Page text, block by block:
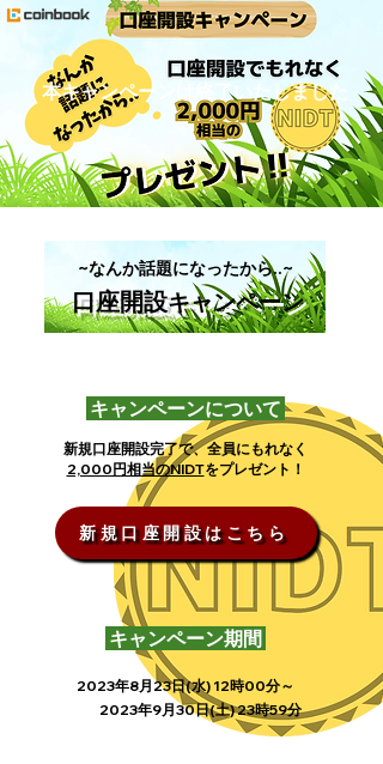
​本キャンペーンは終了いたしました
~なんか話題になったから..~
口座開設キャンペーン
新規口座開設はこちら
キャンペーンについて
新規口座開設完了で、全員にもれなく
2,000円相当のNIDTをプレゼント！
キャンペーン期間
2023年8月23日(水) 12時00分～
2023年9月30日(土) 23時59分